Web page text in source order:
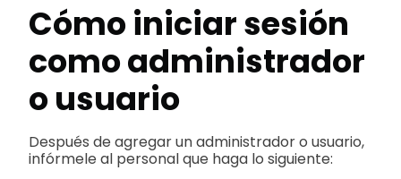
Cómo iniciar sesión
como administrador
o usuario
Después de agregar un administrador o usuario,
infórmele al personal que haga lo siguiente: